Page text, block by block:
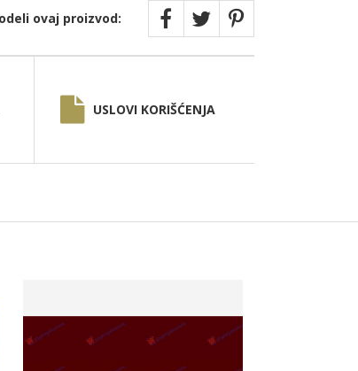
ovaj proizvod:
USLOVI KORIŠĆENJA